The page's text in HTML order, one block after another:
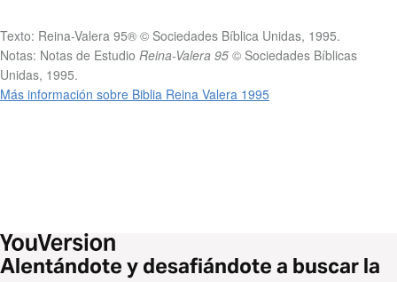
Texto: Reina-Valera 95® © Sociedades Bíblica Unidas, 1995.
Notas: Notas de Estudio Reina-Valera 95 © Sociedades Bíblicas
Unidas, 1995.
Más información sobre Biblia Reina Valera 1995
Alentándote y desafiándote a buscar la